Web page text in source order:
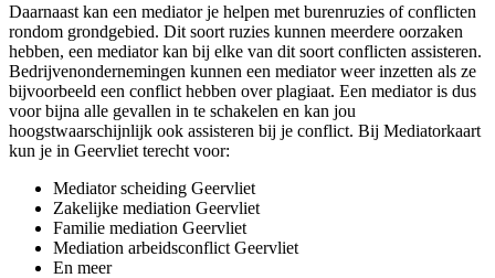
Daarnaast kan een mediator je helpen met burenruzies of conflicten
rondom grondgebied. Dit soort ruzies kunnen meerdere oorzaken
hebben, een mediator kan bij elke van dit soort conflicten assisteren.
Bedrijvenondernemingen kunnen een mediator weer inzetten als ze
bijvoorbeeld een conflict hebben over plagiaat. Een mediator is dus
voor bijna alle gevallen in te schakelen en kan jou
hoogstwaarschijnlijk ook assisteren bij je conflict. Bij Mediatorkaart
kun je in Geervliet terecht voor:
Mediator scheiding Geervliet
Zakelijke mediation Geervliet
Familie mediation Geervliet
Mediation arbeidsconflict Geervliet
En meer